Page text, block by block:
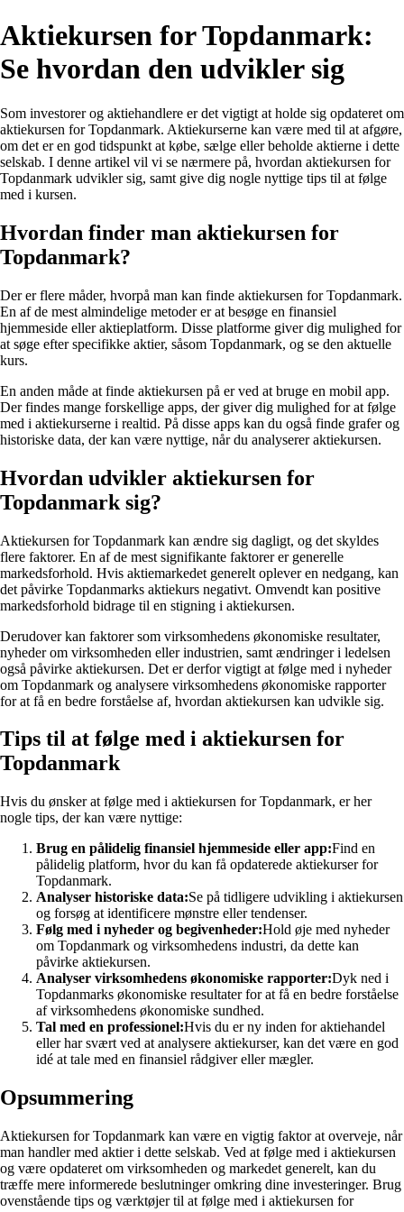
Aktiekursen for Topdanmark:
Se hvordan den udvikler sig
Som investorer og aktiehandlere er det vigtigt at holde sig opdateret om
aktiekursen for Topdanmark. Aktiekurserne kan være med til at afgøre,
om det er en god tidspunkt at købe, sælge eller beholde aktierne i dette
selskab. I denne artikel vil vi se nærmere på, hvordan aktiekursen for
Topdanmark udvikler sig, samt give dig nogle nyttige tips til at følge
med i kursen.
Hvordan finder man aktiekursen for
Topdanmark?
Der er flere måder, hvorpå man kan finde aktiekursen for Topdanmark.
En af de mest almindelige metoder er at besøge en finansiel
hjemmeside eller aktieplatform. Disse platforme giver dig mulighed for
at søge efter specifikke aktier, såsom Topdanmark, og se den aktuelle
kurs.
En anden måde at finde aktiekursen på er ved at bruge en mobil app.
Der findes mange forskellige apps, der giver dig mulighed for at følge
med i aktiekurserne i realtid. På disse apps kan du også finde grafer og
historiske data, der kan være nyttige, når du analyserer aktiekursen.
Hvordan udvikler aktiekursen for
Topdanmark sig?
Aktiekursen for Topdanmark kan ændre sig dagligt, og det skyldes
flere faktorer. En af de mest signifikante faktorer er generelle
markedsforhold. Hvis aktiemarkedet generelt oplever en nedgang, kan
det påvirke Topdanmarks aktiekurs negativt. Omvendt kan positive
markedsforhold bidrage til en stigning i aktiekursen.
Derudover kan faktorer som virksomhedens økonomiske resultater,
nyheder om virksomheden eller industrien, samt ændringer i ledelsen
også påvirke aktiekursen. Det er derfor vigtigt at følge med i nyheder
om Topdanmark og analysere virksomhedens økonomiske rapporter
for at få en bedre forståelse af, hvordan aktiekursen kan udvikle sig.
Tips til at følge med i aktiekursen for
Topdanmark
Hvis du ønsker at følge med i aktiekursen for Topdanmark, er her
nogle tips, der kan være nyttige:
Brug en pålidelig finansiel hjemmeside eller app:Find en
pålidelig platform, hvor du kan få opdaterede aktiekurser for
Topdanmark.
Analyser historiske data:Se på tidligere udvikling i aktiekursen
og forsøg at identificere mønstre eller tendenser.
Følg med i nyheder og begivenheder:Hold øje med nyheder
om Topdanmark og virksomhedens industri, da dette kan
påvirke aktiekursen.
Analyser virksomhedens økonomiske rapporter:Dyk ned i
Topdanmarks økonomiske resultater for at få en bedre forståelse
af virksomhedens økonomiske sundhed.
Tal med en professionel:Hvis du er ny inden for aktiehandel
eller har svært ved at analysere aktiekurser, kan det være en god
idé at tale med en finansiel rådgiver eller mægler.
Opsummering
Aktiekursen for Topdanmark kan være en vigtig faktor at overveje, når
man handler med aktier i dette selskab. Ved at følge med i aktiekursen
og være opdateret om virksomheden og markedet generelt, kan du
træffe mere informerede beslutninger omkring dine investeringer. Brug
ovenstående tips og værktøjer til at følge med i aktiekursen for